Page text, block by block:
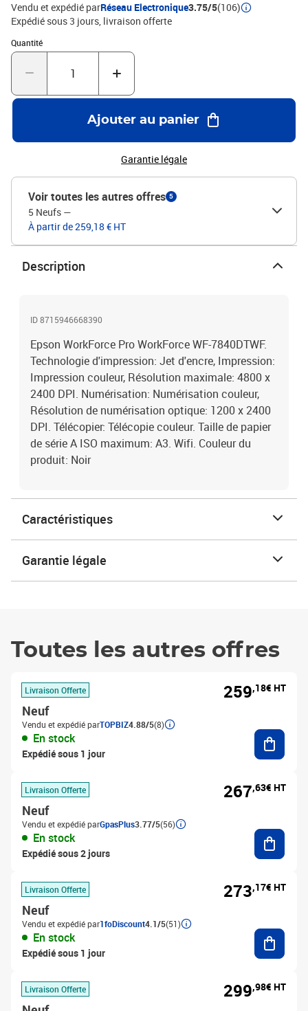
Vendu et expédié parRéseau Electronique3.75/5(106)
Expédié sous 3 jours livraison offerte
Quantité
Quantité : 1
Ajouter au panier
Garantie légale
Voir toutes les autres offres 5
5 Neufs —
À partir de 259,18 € HT
Description
ID 8715946668390
Epson WorkForce Pro WorkForce WF-7840DTWF.
Technologie d'impression: Jet d'encre, Impression:
Impression couleur, Résolution maximale: 4800 x
2400 DPI. Numérisation: Numérisation couleur,
Résolution de numérisation optique: 1200 x 2400
DPI. Télécopier: Télécopie couleur. Taille de papier
de série A ISO maximum: A3. Wifi. Couleur du
produit: Noir
Caractéristiques
Garantie légale
Toutes les autres offres
Livraison Offerte
Neuf
Vendu et expédié parTOPBIZ4.88/5(8)
En stock
Expédié sous 1 jour
259,18€ HT
Livraison Offerte
Neuf
Vendu et expédié parGpasPlus3.77/5(56)
En stock
Expédié sous 2 jours
267,63€ HT
Livraison Offerte
Neuf
Vendu et expédié par1foDiscount4.1/5(51)
En stock
Expédié sous 1 jour
273,17€ HT
Livraison Offerte 299,98€ HT